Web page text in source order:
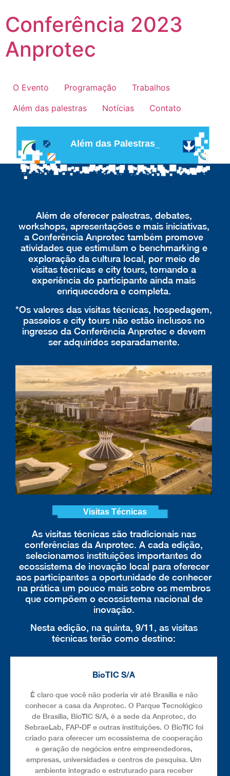
Conferência 2023
Anprotec
O Evento Programação
Trabalhos
Além das palestras
Notícias Contato
Além das Palestras_
Além de oferecer palestras, debates,
workshops, apresentações e mais iniciativas,
a Conferência Anprotec também promove
atividades que estimulam o benchmarking e
exploração da cultura local, por meio de
visitas técnicas e city tours, tornando a
experiência do participante ainda mais
enriquecedora e completa.
*Os valores das visitas técnicas, hospedagem,
passeios e city tours não estão inclusos no
ingresso da Conferência Anprotec e devem
ser adquiridos separadamente.
Visitas Técnicas
As visitas técnicas são tradicionais nas
conferências da Anprotec. A cada edição,
selecionamos instituições importantes do
ecossistema de inovação local para oferecer
aos participantes a oportunidade de conhecer
na prática um pouco mais sobre os membros
que compõem o ecossistema nacional de
inovação.
Nesta edição, na quinta, 9/11, as visitas
técnicas terão como destino:
BioTIC S/A
É claro que você não poderia vir até Brasília e não
conhecer a casa da Anprotec. O Parque Tecnológico
de Brasília, BioTIC S/A, é a sede da Anprotec, do
SebraeLab, FAP-DF e outras instituições. O BioTIC foi
criado para oferecer um ecossistema de cooperação
e geração de negócios entre empreendedores,
empresas, universidades e centros de pesquisa. Um
ambiente integrado e estruturado para receber